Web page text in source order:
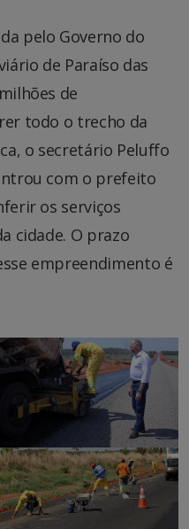
pelo Governo do
de Paraíso das
de
todo o trecho da
o secretário Peluffo
com o prefeito
os serviços
cidade. O prazo
empreendimento é